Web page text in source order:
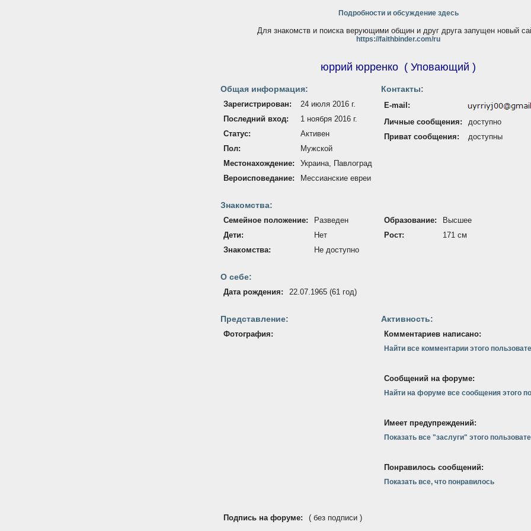
Подробности и обсуждение здесь
Для знакомств и поиска верующими общин и друг друга запущен новый
https://faithbinder.com/ru
юррий юрренко ( Уповающий )
Общая информация:
Зарегистрирован:
24 июля 2016 г.
Последний вход:
1 ноября 2016 г.
Статус:
Активен
Пол:
Мужской
Местонахождение:
Украина, Павлоград
Вероисповедание:
Меcсианские евреи
Контакты:
E-mail:
Личные сообщения:
доступно
Приват сообщения:
доступны
Знакомства:
Семейное положение:
Разведен
Дети:
Нет
Знакомства:
Не доступно
Образование:
Высшее
Рост:
171 см
О себе:
Дата рождения: 22.07.1965 (61 год)
Представление:
Фотография:
Активность:
Комментариев написано:
Найти все комментарии этого
Сообщений на форуме:
Найти на форуме все сообщения этого
Имеет предупреждений:
Показать все "заслуги" этого
Понравилось сообщений:
Показать все, что понравилось
Подпись на форуме: ( без подписи )